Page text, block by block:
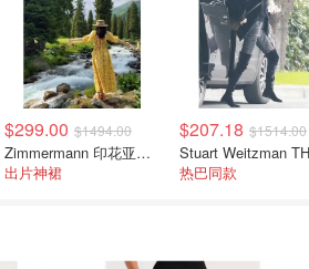
$299.00 $1494.00
Zimmermann 印花亚麻露背中长连衣裙
出片神裙
$207.18 $1514.00
热巴同款